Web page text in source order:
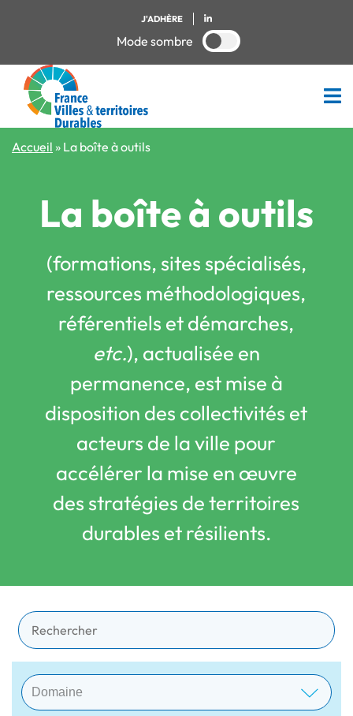
J'ADHÈRE
Mode sombre
Accueil » La boîte à outils
La boîte à outils
(formations, sites spécialisés,
ressources méthodologiques,
référentiels et démarches,
etc.), actualisée en
permanence, est mise à
disposition des collectivités et
acteurs de la ville pour
accélérer la mise en œuvre
des stratégies de territoires
durables et résilients.